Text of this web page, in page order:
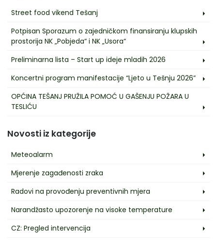
Street food vikend Tešanj
Potpisan Sporazum o zajedničkom finansiranju klupskih
prostorija NK „Pobjeda“ i NK „Usora“
Preliminarna lista – Start up ideje mladih 2026
Koncertni program manifestacije “Ljeto u Tešnju 2026”
OPĆINA TEŠANJ PRUŽILA POMOĆ U GAŠENJU POŽARA U
TESLIĆU
Novosti iz kategorije
Meteoalarm
Mjerenje zagađenosti zraka
Radovi na provođenju preventivnih mjera
Narandžasto upozorenje na visoke temperature
CZ: Pregled intervencija